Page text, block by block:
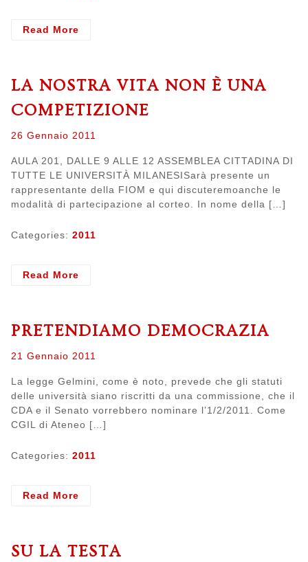
Read More
FIOM
LA NOSTRA VITA NON È UNA
COMPETIZIONE
Posted
26 Gennaio 2011
AULA 201, DALLE 9 ALLE 12 ASSEMBLEA CITTADINA DI
TUTTE LE UNIVERSITÀ MILANESISarà presente un
rappresentante della FIOM e qui discuteremoanche le
modalità di partecipazione al corteo. In nome della […]
Categories: 2011
Read More
è
competizione
PRETENDIAMO DEMOCRAZIA
Posted
21 Gennaio 2011
La legge Gelmini, come è noto, prevede che gli statuti
delle università siano riscritti da una commissione, che il
CDA e il Senato vorrebbero nominare l’1/2/2011. Come
CGIL di Ateneo […]
Categories: 2011
Read More
SU LA TESTA